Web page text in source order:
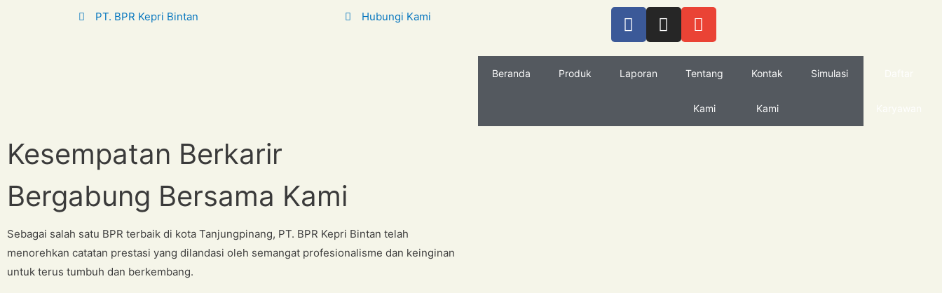
PT. BPR Kepri Bintan Hubungi Kami
Beranda Produk Laporan Tentang
Kami
Kontak
Kami
Simulasi
Kesempatan Berkarir
Bergabung Bersama Kami
Sebagai salah satu BPR terbaik di kota Tanjungpinang, PT. BPR Kepri Bintan telah
menorehkan catatan prestasi yang dilandasi oleh semangat profesionalisme dan keinginan
untuk terus tumbuh dan berkembang.